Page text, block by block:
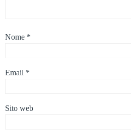
Nome *
Email *
Sito web